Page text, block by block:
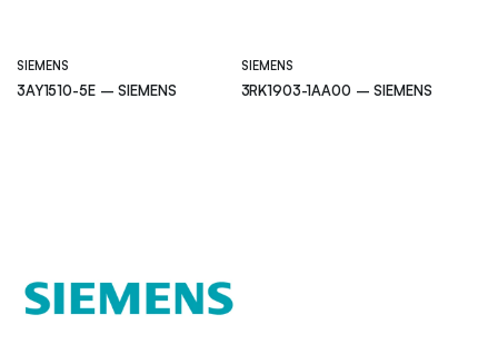
SIEMENS
3AY1510-5E – SIEMENS
SIEMENS
3RK1903-1AA00 – SIEMENS